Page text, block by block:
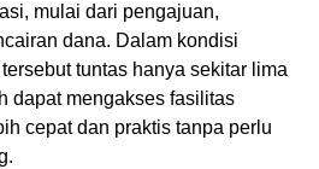
mulai dari pengajuan,
dana. Dalam kondisi
tuntas hanya sekitar lima
dapat mengakses fasilitas
cepat dan praktis tanpa perlu